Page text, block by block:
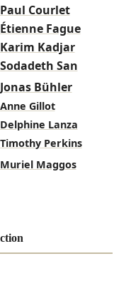
Paul Courlet
Étienne Fague
Karim Kadjar
Sodadeth San
Jonas Bühler
Anne Gillot
Delphine Lanza
Timothy Perkins
Muriel Maggos